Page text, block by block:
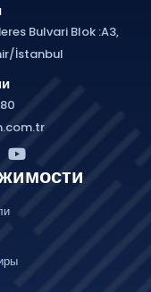
Bulvari Blok :A3,
İstanbul